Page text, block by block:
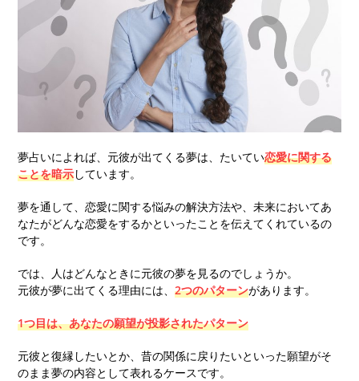
夢占いによれば、元彼が出てくる夢は、たいてい恋愛に関する
ことを暗示しています。
夢を通して、恋愛に関する悩みの解決方法や、未来においてあ
なたがどんな恋愛をするかといったことを伝えてくれているの
です。
では、人はどんなときに元彼の夢を見るのでしょうか。
元彼が夢に出てくる理由には、2つのパターンがあります。
1つ目は、あなたの願望が投影されたパターン
元彼と復縁したいとか、昔の関係に戻りたいといった願望がそ
のまま夢の内容として表れるケースです。